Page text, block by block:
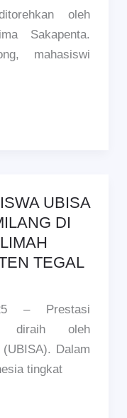
oleh
Sakapenta.
mahasiswi
UBISA
DI
TEGAL
– Prestasi
diraih oleh
Dalam
tingkat